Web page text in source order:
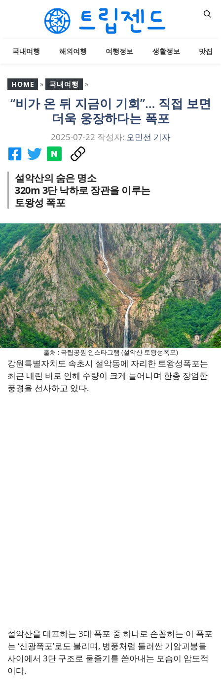
뛰
기
국내여행 해외여행 여행정보 생활정보 맛집
HOME » 국내여행 »
“비가 온 뒤 지금이 기회”…
직접 보면 더욱 웅장하다
“비가 온 뒤 지금이 기회”… 직접 보면
더욱 웅장하다는 폭포
2025-07-22 작성자: 오민선 기자
설악산의 숨은 명소
320m 3단 낙하로 장관을 이루는
토왕성 폭포
출처 : 국립공원 인스타그램 (설악산 토왕성폭포)
강원특별자치도 속초시 설악동에 자리한 토왕성폭포는
최근 내린 비로 인해 수량이 크게 늘어나며 한층 장엄한
풍경을 선사하고 있다.
설악산을 대표하는 3대 폭포 중 하나로 손꼽히는 이 폭포
는 ‘신광폭포’로도 불리며, 병풍처럼 둘러싼 기암괴봉들
사이에서 3단 구조로 물줄기를 쏟아내는 모습이 압도적
이다.